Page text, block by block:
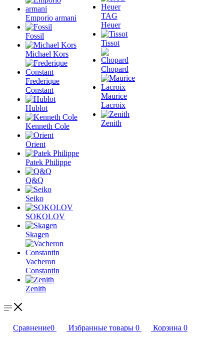
Emporio armani
Fossil
Michael Kors
Frederique
Constant
Hublot
Kenneth Cole
Orient
Patek Philippe
Q&Q
Seiko
SOKOLOV
Skagen
Vacheron
Constantin
Zenith
TAG
Heuer
Tissot
Chopard
Maurice
Lacroix
Zenith
Сравнение0 Избранные товары 0 Корзина 0